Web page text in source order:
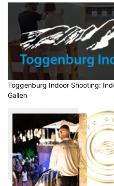
Toggenburg Indoor Shooting:
Gallen